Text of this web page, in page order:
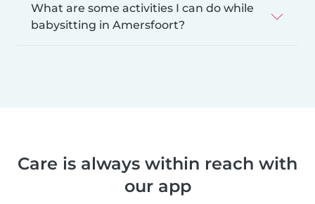
What are some activities I can do while
babysitting in Amersfoort?
Care is always within reach with
our app